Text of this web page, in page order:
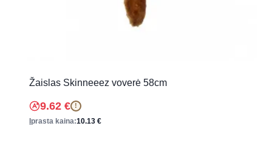
Žaislas Skinneeez voverė 58cm
9.62 € !
Įprasta kaina:10.13 €